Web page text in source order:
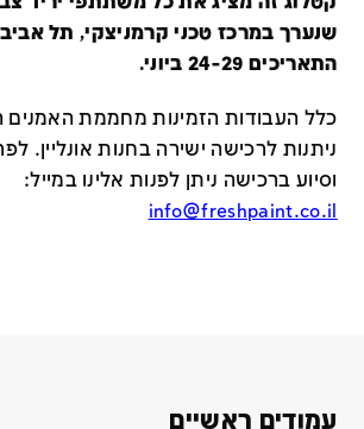
שנערך במרכז טכני קרמניצקי, תל
התאריכים 24-29 ביוני.
כלל העבודות הזמינות מחממת האמנים
ניתנות לרכישה ישירה בחנות אונליין.
וסיוע ברכישה ניתן לפנות אלינו במייל:
info@freshpaint.co.il
עמודים ראשיים